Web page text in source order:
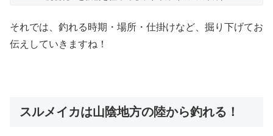
それでは、釣れる時期・場所・仕掛けなど、掘り下げてお
伝えしていきますね！
スルメイカは山陰地方の陸から釣れる！